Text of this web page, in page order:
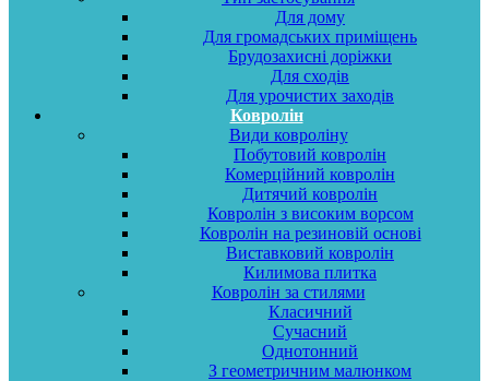
Для дому
Для громадських приміщень
Брудозахисні доріжки
Для сходів
Для урочистих заходів
Ковролін
Види ковроліну
Побутовий ковролін
Комерційний ковролін
Дитячий ковролін
Ковролін з високим ворсом
Ковролін на резиновій основі
Виставковий ковролін
Килимова плитка
Ковролін за стилями
Класичний
Сучасний
Однотонний
З геометричним малюнком